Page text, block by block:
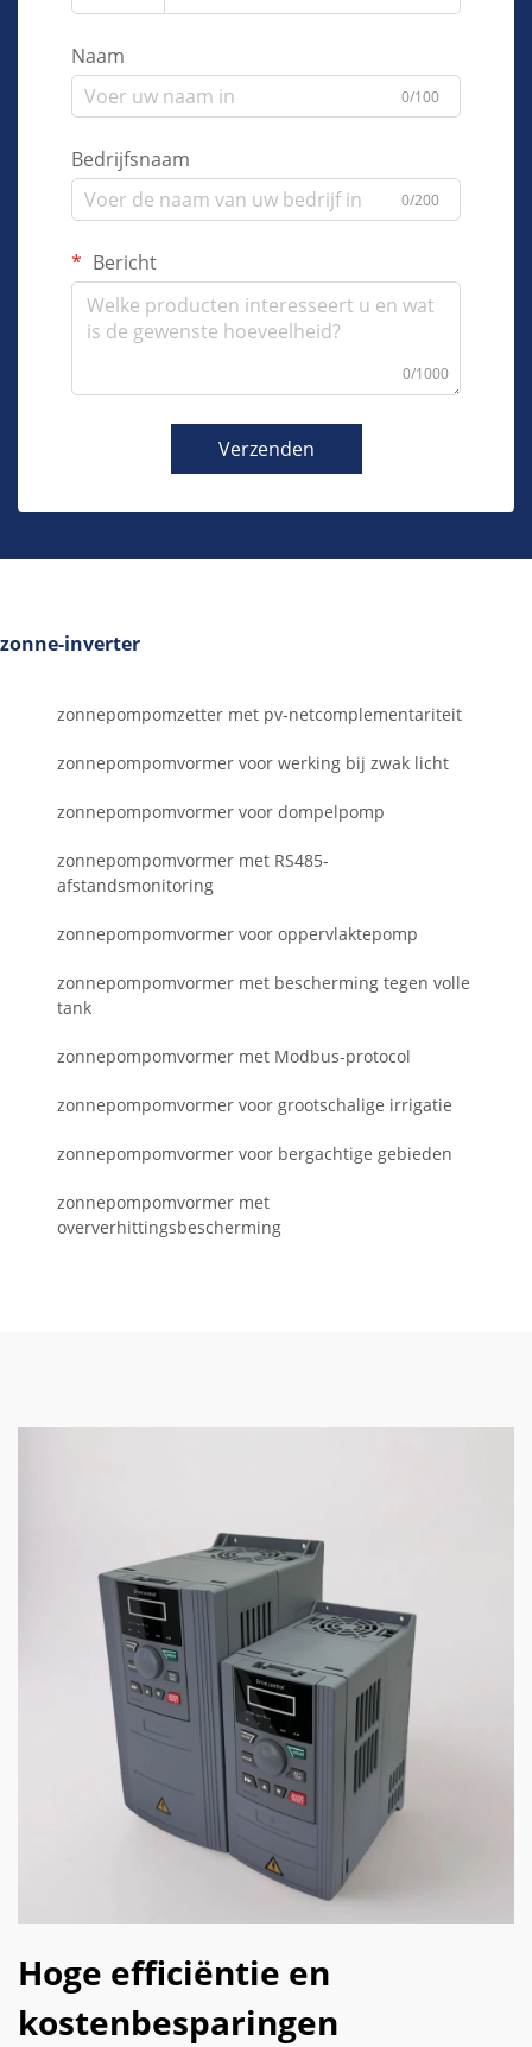
Naam
0/100
Bedrijfsnaam
0/200
Bericht
0/1000
Verzenden
zonne-inverter
zonnepompomzetter met pv-netcomplementariteit
zonnepompomvormer voor werking bij zwak licht
zonnepompomvormer voor dompelpomp
zonnepompomvormer met RS485-
afstandsmonitoring
zonnepompomvormer voor oppervlaktepomp
zonnepompomvormer met bescherming tegen volle
tank
zonnepompomvormer met Modbus-protocol
zonnepompomvormer voor grootschalige irrigatie
zonnepompomvormer voor bergachtige gebieden
zonnepompomvormer met
oververhittingsbescherming
Hoge efficiëntie en
kostenbesparingen